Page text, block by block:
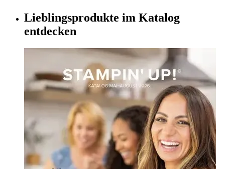
Lieblingsprodukte im Katalog
entdecken